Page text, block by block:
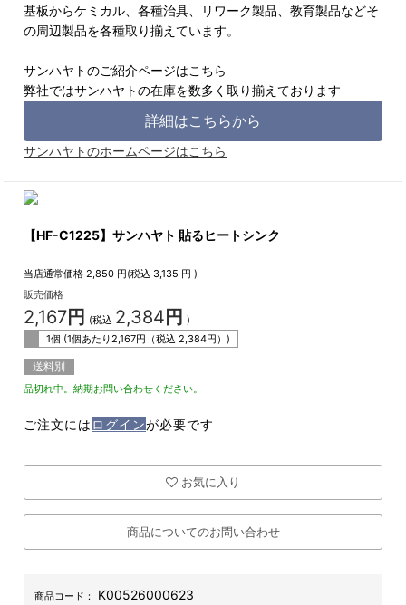
基板からケミカル、各種治具、リワーク製品、教育製品などそ
の周辺製品を各種取り揃えています。
サンハヤトのご紹介ページはこちら
弊社ではサンハヤトの在庫を数多く取り揃えております
詳細はこちらから
サンハヤトのホームページはこちら
【HF-C1225】サンハヤト 貼るヒートシンク
当店通常価格 2,850 円(税込 3,135 円 )
販売価格
2,167円 (税込 2,384 円 )
1個 (1個あたり 2,167円（税込 2,384円）)
送料別
品切れ中。納期お問い合わせください。
ご注文には ログインが必要です
お気に入り
商品についてのお問い合わせ
商品コード： K00526000623